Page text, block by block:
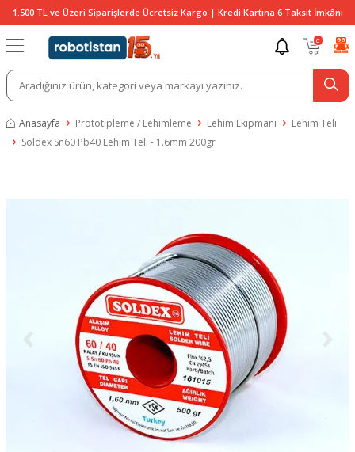
1.500 TL ve Üzeri Siparişlerde Ücretsiz Kargo | Kredi Kartına 6 Taksit İmkânı
0
Anasayfa Prototipleme / Lehimleme Lehim Ekipmanı
Lehim Teli
Soldex Sn60 Pb40 Lehim Teli - 1.6mm 200gr